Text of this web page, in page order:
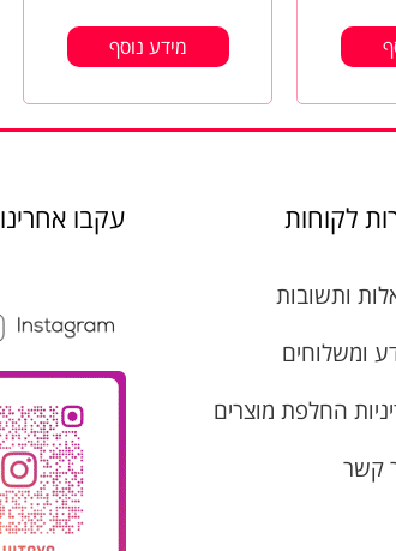
מידע נוסף
לקוחות
ותשובות
ומשלוחים
החלפת מוצרים
קשר
עקבו אחרינו